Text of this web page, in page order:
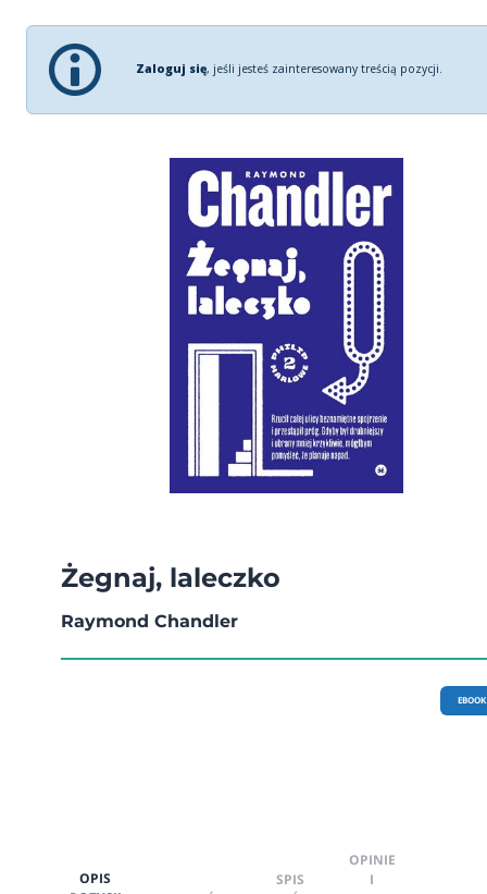
Zaloguj się, jeśli jesteś zainteresowany treścią pozycji.
Żegnaj, laleczko
Raymond Chandler
EBOOK
OPIS
SPIS
OPINIE
I